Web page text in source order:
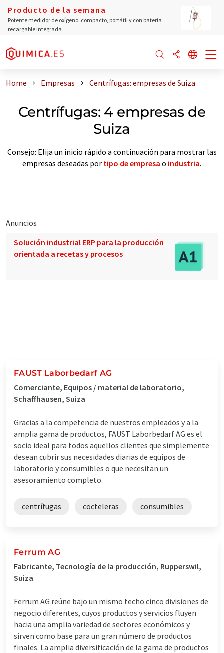
Producto de la semana
Potente medidor de oxígeno: compacto, portátil y con batería
recargable integrada
Home Empresas Centrífugas: empresas de Suiza
Centrífugas: 4 empresas de
Suiza
Consejo: Elija un inicio rápido a continuación para mostrar las
empresas deseadas por tipo de empresa o industria.
Anuncios
Solución industrial ERP para la producción
orientada a recetas y procesos
FAUST Laborbedarf AG
Comerciante, Equipos / material de laboratorio,
Schaffhausen, Suiza
Gracias a la competencia de nuestros empleados y a la
amplia gama de productos, FAUST Laborbedarf AG es el
socio ideal para todos aquellos clientes que simplemente
desean cubrir sus necesidades diarias de equipos de
laboratorio y consumibles o que necesitan un
asesoramiento completo.
centrífugas cocteleras consumibles
Ferrum AG
Fabricante, Tecnología de la producción, Rupperswil,
Suiza
Ferrum AG reúne bajo un mismo techo cinco divisiones de
negocio diferentes, cuyos productos y servicios fluyen
hacia una amplia variedad de sectores económicos y
sirven como base para un gran número de productos
finales. La amplia diversificación de la gama de productos